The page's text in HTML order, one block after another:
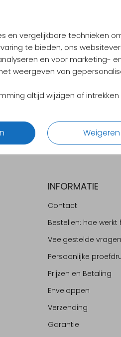
en vergelijkbare technieken
te bieden, ons
en voor marketing-
weergeven van
altijd wijzigen of
Weigeren
INFORMATIE
Contact
Bestellen: hoe werkt
Veelgestelde vragen
Persoonlijke
Prijzen en Betaling
Enveloppen
Verzending
Garantie